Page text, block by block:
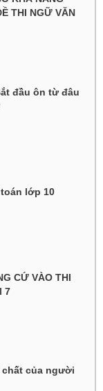
THI NGỮ VĂN
đầu ôn từ đâu
lớp 10
CỨ VÀO THI
7
chất của người